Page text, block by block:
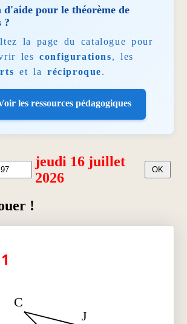
d'aide pour le théorème de
?
la page du catalogue pour
lesconfigurations, les
et laréciproque.
les ressources pédagogiques
jeudi 16 juillet
2026
!
C
J